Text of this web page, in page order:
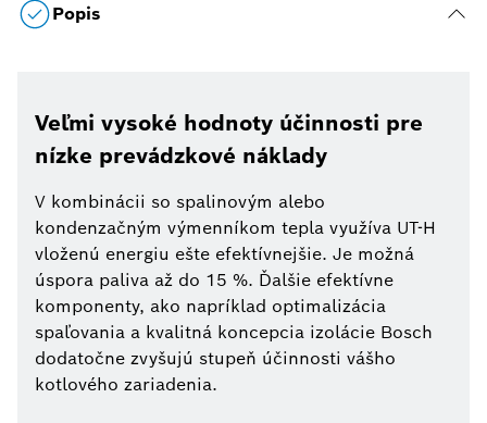
Popis
Veľmi vysoké hodnoty účinnosti pre
nízke prevádzkové náklady
V kombinácii so spalinovým alebo
kondenzačným výmenníkom tepla využíva UT-H
vloženú energiu ešte efektívnejšie. Je možná
úspora paliva až do 15 %. Ďalšie efektívne
komponenty, ako napríklad optimalizácia
spaľovania a kvalitná koncepcia izolácie Bosch
dodatočne zvyšujú stupeň účinnosti vášho
kotlového zariadenia.